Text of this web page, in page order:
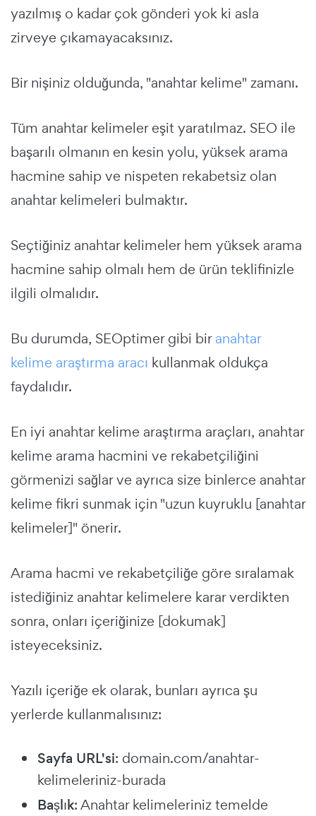
yazılmış o kadar çok gönderi yok ki asla
zirveye çıkamayacaksınız.
Bir nişiniz olduğunda, "anahtar kelime" zamanı.
Tüm anahtar kelimeler eşit yaratılmaz. SEO ile
başarılı olmanın en kesin yolu, yüksek arama
hacmine sahip ve nispeten rekabetsiz olan
anahtar kelimeleri bulmaktır.
Seçtiğiniz anahtar kelimeler hem yüksek arama
hacmine sahip olmalı hem de ürün teklifinizle
ilgili olmalıdır.
Bu durumda, SEOptimer gibi biranahtar
kelime araştırma aracı kullanmak oldukça
faydalıdır.
En iyi anahtar kelime araştırma araçları, anahtar
kelime arama hacmini ve rekabetçiliğini
görmenizi sağlar ve ayrıca size binlerce anahtar
kelime fikri sunmak için "uzun kuyruklu [anahtar
kelimeler]" önerir.
Arama hacmi ve rekabetçiliğe göre sıralamak
istediğiniz anahtar kelimelere karar verdikten
sonra, onları içeriğinize [dokumak]
isteyeceksiniz.
Yazılı içeriğe ek olarak, bunları ayrıca şu
yerlerde kullanmalısınız:
Sayfa URL'si: domain.com/anahtar-
kelimeleriniz-burada
Başlık: Anahtar kelimeleriniz temelde